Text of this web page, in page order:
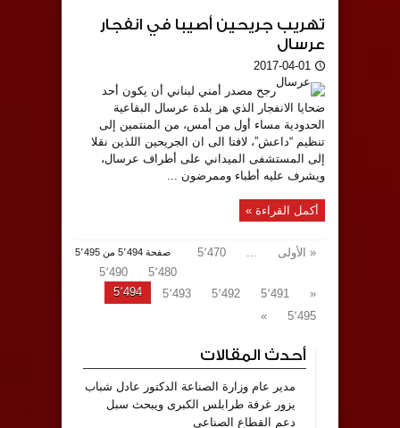
تهريب جريحين أصيبا في انفجار
عرسال
2017-04-01
رجح مصدر أمني لبناني أن يكون أحد
ضحايا الانفجار الذي هز بلدة عرسال البقاعية
الحدودية مساء أول من أمس، من المنتمين إلى
تنظيم “داعش”، لافتا الى ان الجريحين اللذين نقلا
إلى المستشفى الميداني على أطراف عرسال،
ويشرف عليه أطباء وممرضون ...
أكمل القراءة »
صفحة 5٬494 من 5٬495 « الأولى ...
5٬470
5٬480
5٬490
«
5٬491 5٬492 5٬493
5٬494
5٬495
»
أحدث المقالات
مدير عام وزارة الصناعة الدكتور عادل شباب
يزور غرفة طرابلس الكبرى ويبحث سبل
دعم القطاع الصناعي